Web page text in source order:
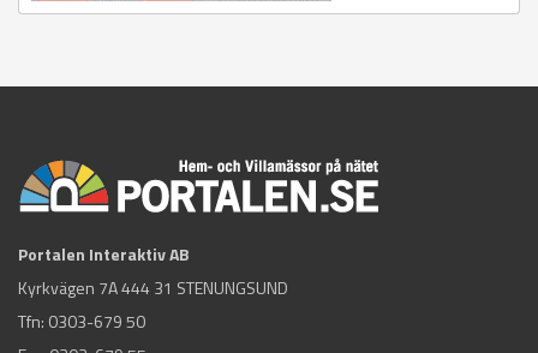
Portalen Interaktiv AB
Kyrkvägen 7A 444 31 STENUNGSUND
Tfn: 0303-679 50